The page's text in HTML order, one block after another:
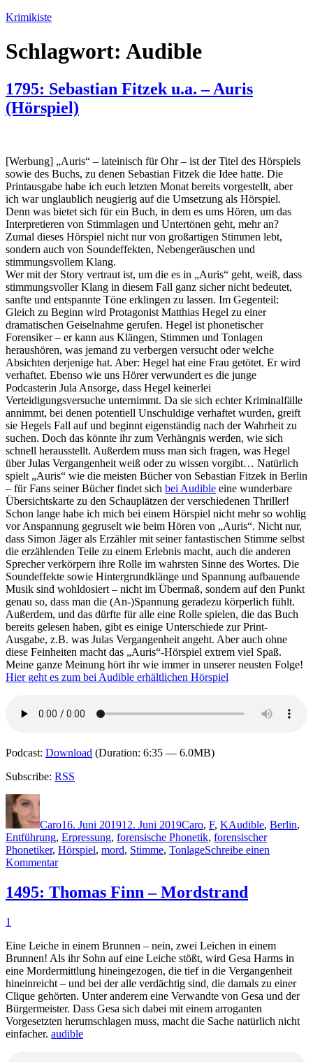
Zum
springen
Krimikiste
Schlagwort: Audible
1795: Sebastian Fitzek u.a. – Auris
(Hörspiel)
[Werbung] „Auris“ – lateinisch für Ohr – ist der Titel des Hörspiels
sowie des Buchs, zu denen Sebastian Fitzek die Idee hatte. Die
Printausgabe habe ich euch letzten Monat bereits vorgestellt, aber
ich war unglaublich neugierig auf die Umsetzung als Hörspiel.
Denn was bietet sich für ein Buch, in dem es ums Hören, um das
Interpretieren von Stimmlagen und Untertönen geht, mehr an?
Zumal dieses Hörspiel nicht nur von großartigen Stimmen lebt,
sondern auch von Soundeffekten, Nebengeräuschen und
stimmungsvollem Klang.
Wer mit der Story vertraut ist, um die es in „Auris“ geht, weiß, dass
stimmungsvoller Klang in diesem Fall ganz sicher nicht bedeutet,
sanfte und entspannte Töne erklingen zu lassen. Im Gegenteil:
Gleich zu Beginn wird Protagonist Matthias Hegel zu einer
dramatischen Geiselnahme gerufen. Hegel ist phonetischer
Forensiker – er kann aus Klängen, Stimmen und Tonlagen
heraushören, was jemand zu verbergen versucht oder welche
Absichten derjenige hat. Aber: Hegel hat eine Frau getötet. Er wird
verhaftet. Ebenso wie uns Hörer verwundert es die junge
Podcasterin Jula Ansorge, dass Hegel keinerlei
Verteidigungsversuche unternimmt. Da sie sich echter Kriminalfälle
annimmt, bei denen potentiell Unschuldige verhaftet wurden, greift
sie Hegels Fall auf und beginnt eigenständig nach der Wahrheit zu
suchen. Doch das könnte ihr zum Verhängnis werden, wie sich
schnell herausstellt. Außerdem muss man sich fragen, was Hegel
über Julas Vergangenheit weiß oder zu wissen vorgibt… Natürlich
spielt „Auris“ wie die meisten Bücher von Sebastian Fitzek in Berlin
– für Fans seiner Bücher findet sich bei Audible eine wunderbare
Übersichtskarte zu den Schauplätzen der verschiedenen Thriller!
Schon lange habe ich mich bei einem Hörspiel nicht mehr so wohlig
vor Anspannung gegruselt wie beim Hören von „Auris“. Nicht nur,
dass Simon Jäger als Erzähler mit seiner fantastischen Stimme selbst
die erzählenden Teile zu einem Erlebnis macht, auch die anderen
Sprecher verkörpern ihre Rolle im wahrsten Sinne des Wortes. Die
Soundeffekte sowie Hintergrundklänge und Spannung aufbauende
Musik sind wohldosiert – nicht im Übermaß, sondern auf den Punkt
genau so, dass man die (An-)Spannung geradezu körperlich fühlt.
Außerdem, und das dürfte für alle eine Rolle spielen, die das Buch
bereits gelesen haben, gibt es einige Unterschiede zur Print-
Ausgabe, z.B. was Julas Vergangenheit angeht. Aber auch ohne
diese Feinheiten macht das „Auris“-Hörspiel extrem viel Spaß.
Meine ganze Meinung hört ihr wie immer in unserer neusten Folge!
Hier geht es zum bei Audible erhältlichen Hörspiel
Podcast: Download (Duration: 6:35 — 6.0MB)
Subscribe: RSS
Autor
Caro16. Juni 201912. Juni 2019Caro, F, KAudible, Berlin,
Entführung, Erpressung, forensische Phonetik, forensischer
Phonetiker, Hörspiel, mord, Stimme, TonlageSchreibe einen
Kommentarzu
Sebastian
Fitzek
(Hörspiel)
1495: Thomas Finn – Mordstrand
1
Eine Leiche in einem Brunnen – nein, zwei Leichen in einem
Brunnen! Als ihr Sohn auf eine Leiche stößt, wird Gesa Harms in
eine Mordermittlung hineingezogen, die tief in die Vergangenheit
hineinreicht – und bei der alle verdächtig sind, die damals zu einer
Clique gehörten. Unter anderem eine Verwandte von Gesa und der
Bürgermeister. Dass Gesa sich dabei mit einem arroganten
Vorgesetzten herumschlagen muss, macht die Sache natürlich nicht
einfacher. audible